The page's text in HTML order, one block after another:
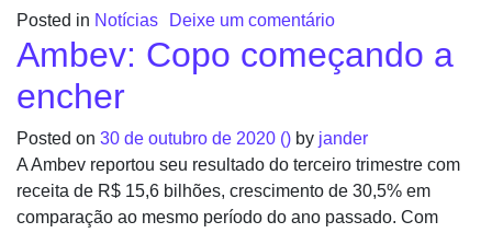
Posted in Notícias Deixe um comentário
Ambev: Copo começando a
encher
Posted on 30 de outubro de 2020 () by jander
A Ambev reportou seu resultado do terceiro trimestre com
receita de R$ 15,6 bilhões, crescimento de 30,5% em
comparação ao mesmo período do ano passado. Com